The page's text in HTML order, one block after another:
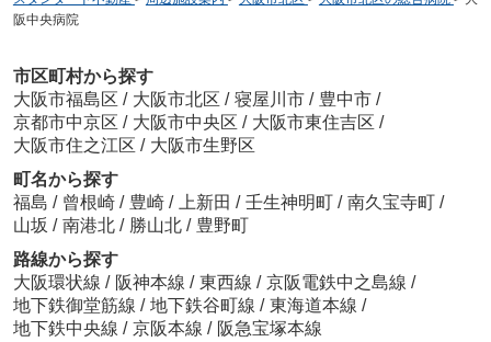
阪中央病院
市区町村から探す
大阪市福島区 / 大阪市北区 / 寝屋川市 / 豊中市 /
京都市中京区 / 大阪市中央区 / 大阪市東住吉区 /
大阪市住之江区 / 大阪市生野区
町名から探す
福島 / 曾根崎 / 豊崎 / 上新田 / 壬生神明町 / 南久宝寺町 /
山坂 / 南港北 / 勝山北 / 豊野町
路線から探す
大阪環状線 / 阪神本線 / 東西線 / 京阪電鉄中之島線 /
地下鉄御堂筋線 / 地下鉄谷町線 / 東海道本線 /
地下鉄中央線 / 京阪本線 / 阪急宝塚本線